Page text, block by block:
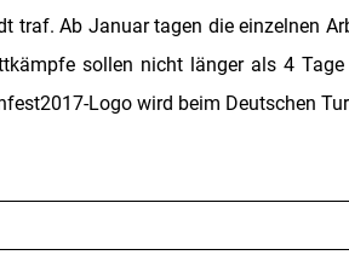
Ab Januar tagen die einzelnen
sollen nicht länger als 4
Logo wird beim Deutschen